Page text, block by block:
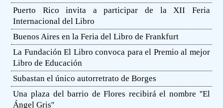
Puerto Rico invita a participar de la XII Feria
Internacional del Libro
Buenos Aires en la Feria del Libro de Frankfurt
La Fundación El Libro convoca para el Premio al mejor
Libro de Educación
Subastan el único autorretrato de Borges
Una plaza del barrio de Flores recibirá el nombre ''El
Ángel Gris''